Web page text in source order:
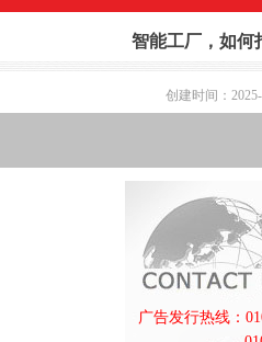
广告发行热线：
智能工厂，如何
创建时间：